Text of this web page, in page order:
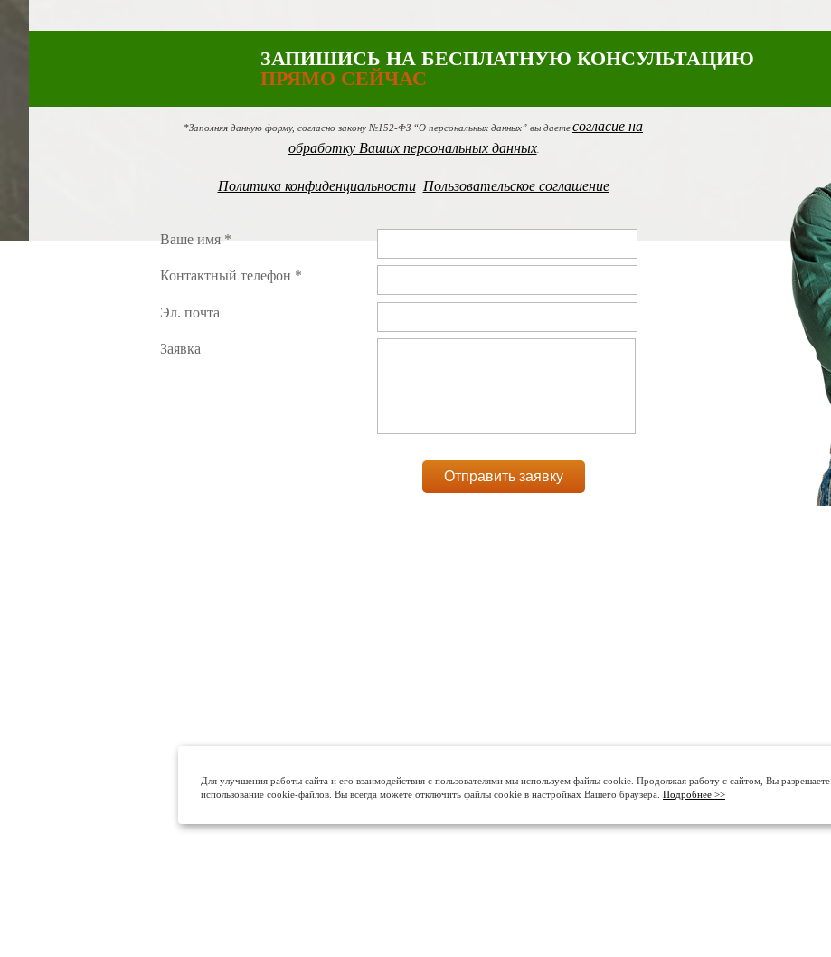
ЗАПИШИСЬ НА БЕСПЛАТНУЮ КОНСУЛЬТАЦИЮ
ПРЯМО СЕЙЧАС
*Заполняя данную форму, согласно закону №152-ФЗ “О персональных данных” вы даетесогласие на
обработку Ваших персональных данных.
Политика конфиденциальности Пользовательское соглашение
Ваше имя *
Контактный телефон *
Эл. почта
Заявка
Отправить заявку
Для улучшения работы сайта и его взаимодействия с пользователями мы используем файлы cookie. Продолжая работу с сайтом, Вы разрешаете
использование cookie-файлов. Вы всегда можете отключить файлы cookie в настройках Вашего браузера. Подробнее >>